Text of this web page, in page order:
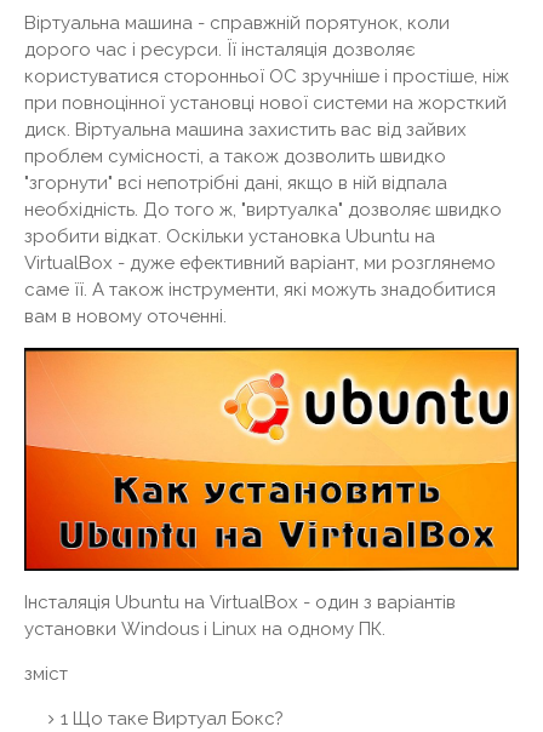
Віртуальна машина - справжній порятунок, коли
дорого час і ресурси. Її інсталяція дозволяє
користуватися сторонньої ОС зручніше і простіше, ніж
при повноцінної установці нової системи на жорсткий
диск. Віртуальна машина захистить вас від зайвих
проблем сумісності, а також дозволить швидко
"згорнути" всі непотрібні дані, якщо в ній відпала
необхідність. До того ж, "виртуалка" дозволяє швидко
зробити відкат. Оскільки установка Ubuntu на
VirtualBox - дуже ефективний варіант, ми розглянемо
саме її. А також інструменти, які можуть знадобитися
вам в новому оточенні.
Інсталяція Ubuntu на VirtualBox - один з варіантів
установки Windous і Linux на одному ПК.
зміст
1 Що таке Виртуал Бокс?